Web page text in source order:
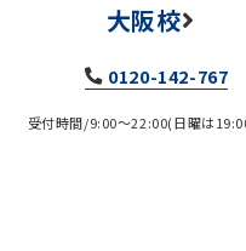
大阪校
0120-142-767
受付時間/9:00～22:00(日曜は